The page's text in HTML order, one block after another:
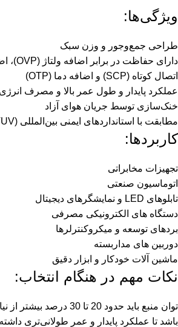
ویژگی‌ها:
طراحی جمع‌وجور و وزن سبک
اتصال کوتاه (SCP) و اضافه دما (OTP)
عملکرد پایدار و طول عمر بالا و مصرف انرژی
خنک‌سازی توسط جریان هوای آزاد
مطابقت با استانداردهای ایمنی بین‌المللی (UL، CE، TUV و…)
کاربردها:
تجهیزات مخابراتی
اتوماسیون صنعتی
تابلوهای LED و نمایشگرهای دیجیتال
دستگاه های الکترونیکی مصرفی
بردهای توسعه و میکروکنترلرها
دوربین های مداربسته
ماشین آلات خودکار و ابزار دقیق
نکات مهم در هنگام انتخاب:
توان منبع باید حدود 20 تا
باشد تا عملکرد پایدار و عمر طولانی‌تری